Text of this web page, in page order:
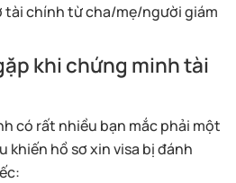
chính từ cha/mẹ/người giám
khi chứng minh tài
có rất nhiều bạn mắc phải một
khiến hồ sơ xin visa bị đánh